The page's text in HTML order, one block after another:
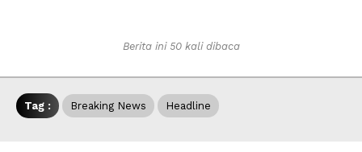
Berita ini 50 kali dibaca
Tag : Breaking News Headline